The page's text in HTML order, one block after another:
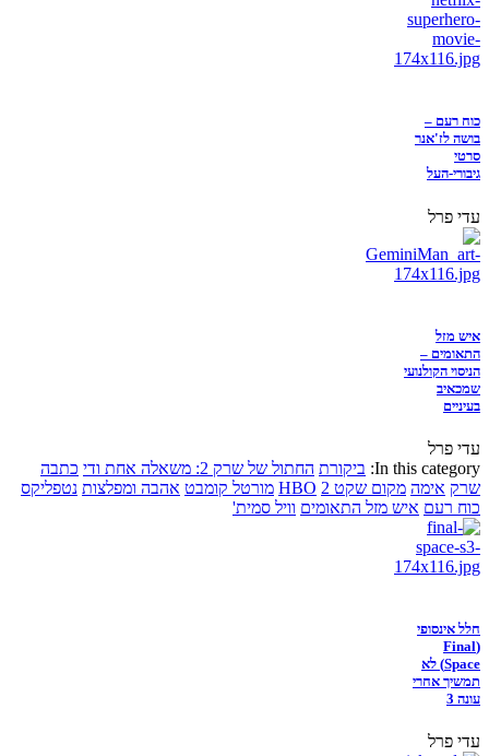
כוח רעם –
בושה לז'אנר
סרטי
גיבורי-העל
עדי פרל
איש מזל
התאומים –
הניסוי הקולנועי
שמכאיב
בעיניים
עדי פרל
In this category: ביקורת החתול של שרק 2: משאלה אחת ודי
כתבה
שרק אימה מקום שקט 2 HBO מורטל קומבט אהבה ומפלצות נטפליקס
כוח רעם איש מזל התאומים וויל סמית'
חלל אינסופי
(Final
Space) לא
תמשיך אחרי
עונה 3
עדי פרל